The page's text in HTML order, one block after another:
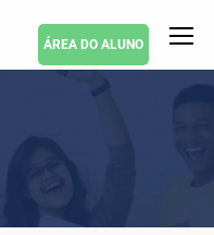
ÁREA DO ALUNO